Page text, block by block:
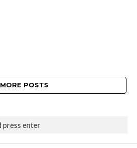
MORE POSTS